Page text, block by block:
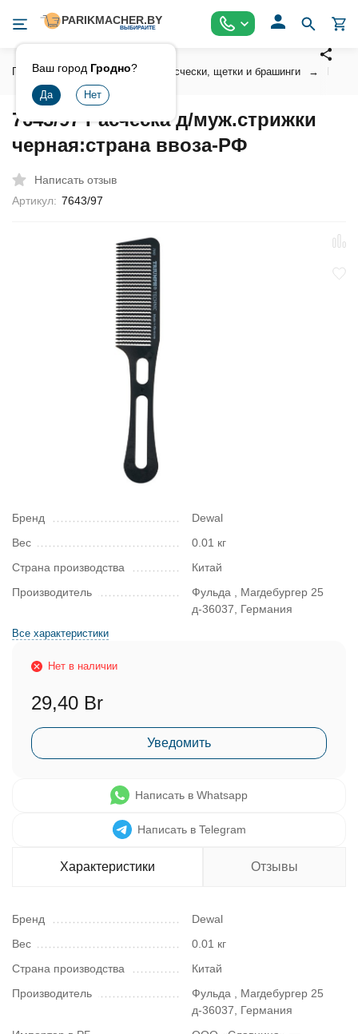
Ваш город Гродно?
Главная Инструмент Расчески, щетки и брашинги
7643/97 Расческа д/муж.стрижки
черная:страна ввоза-РФ
Написать отзыв
Артикул: 7643/97
Бренд
Dewal
Вес
0.01 кг
Страна производства
Китай
Производитель
Фульда , Магдебургер 25
д-36037, Германия
Все характеристики
Нет в наличии
29,40 Br
Уведомить
Написать в Whatsapp
Написать в Telegram
Характеристики Отзывы
Бренд
Dewal
Вес
0.01 кг
Страна производства
Китай
Производитель
Фульда , Магдебургер 25
д-36037, Германия